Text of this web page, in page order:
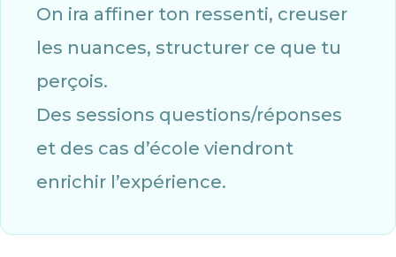
On ira affiner ton ressenti, creuser
les nuances, structurer ce que tu
perçois.
Des sessions questions/réponses
et des cas d’école viendront
enrichir l’expérience.